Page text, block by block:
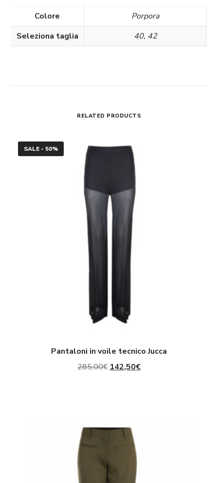
Colore
Porpora
Seleziona taglia
40, 42
RELATED PRODUCTS
Pantaloni
SALE - 50%
Pantaloni in voile tecnico Jucca
285,00€ Il
285,00€.
142,50€Il